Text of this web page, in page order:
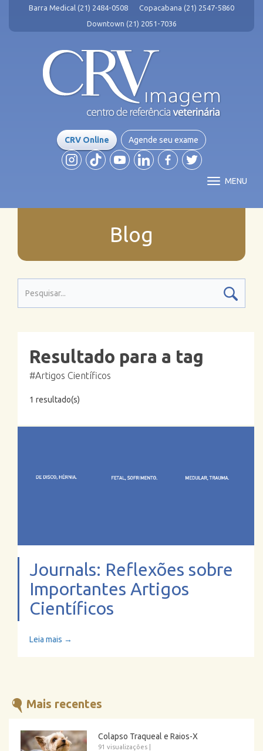
Barra Medical (21) 2484-0508
Copacabana (21) 2547-5860
Downtown (21) 2051-7036
CRV Online Agende seu exame
MENU
Blog
Resultado para a tag
#Artigos Científicos
1 resultado(s)
Journals: Reflexões sobre
Importantes Artigos
Científicos
Leia mais →
Mais recentes
Colapso Traqueal e Raios-X
91 visualizações